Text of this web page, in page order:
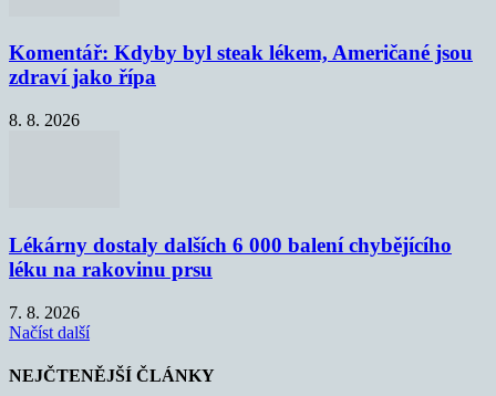
Komentář: Kdyby byl steak lékem, Američané jsou
zdraví jako řípa
8. 8. 2026
Lékárny dostaly dalších 6 000 balení chybějícího
léku na rakovinu prsu
7. 8. 2026
Načíst další
NEJČTENĚJŠÍ ČLÁNKY